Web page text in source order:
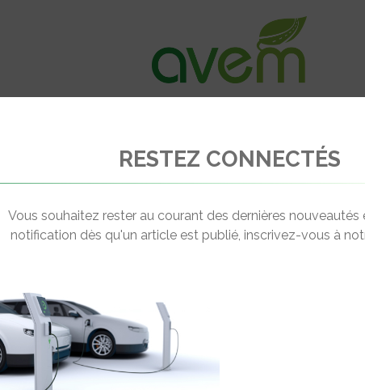
DBT CHEZ LES
EN ITALIE
RESTEZ CONNECTÉS
Vous souhaitez rester au courant des dernières nouveautés
notification dès qu'un article est publié, inscrivez-vous à